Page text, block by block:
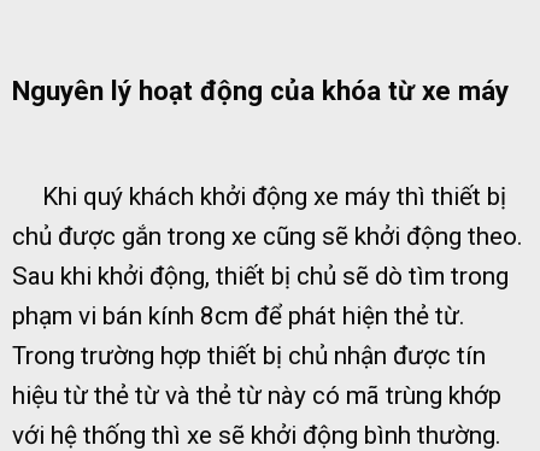
Nguyên lý hoạt động của khóa từ xe máy
Khi quý khách khởi động xe máy thì thiết bị
chủ được gắn trong xe cũng sẽ khởi động theo.
Sau khi khởi động, thiết bị chủ sẽ dò tìm trong
phạm vi bán kính 8cm để phát hiện thẻ từ.
Trong trường hợp thiết bị chủ nhận được tín
hiệu từ thẻ từ và thẻ từ này có mã trùng khớp
với hệ thống thì xe sẽ khởi động bình thường.